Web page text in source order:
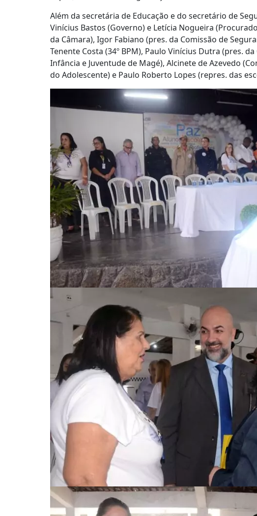
Além da secretária de Educação e do secretário de
Vinícius Bastos (Governo) e Letícia Nogueira
da Câmara), Igor Fabiano (pres. da Comissão de
Tenente Costa (34º BPM), Paulo Vinícius Dutra (pres.
Infância e Juventude de Magé), Alcinete de Azevedo
do Adolescente) e Paulo Roberto Lopes (repres. das